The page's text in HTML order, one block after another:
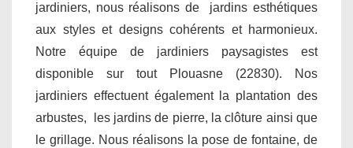
jardiniers, nous réalisons de jardins esthétiques
aux styles et designs cohérents et harmonieux.
Notre équipe de jardiniers paysagistes est
disponible sur tout Plouasne (22830). Nos
jardiniers effectuent également la plantation des
arbustes, les jardins de pierre, la clôture ainsi que
le grillage. Nous réalisons la pose de fontaine, de